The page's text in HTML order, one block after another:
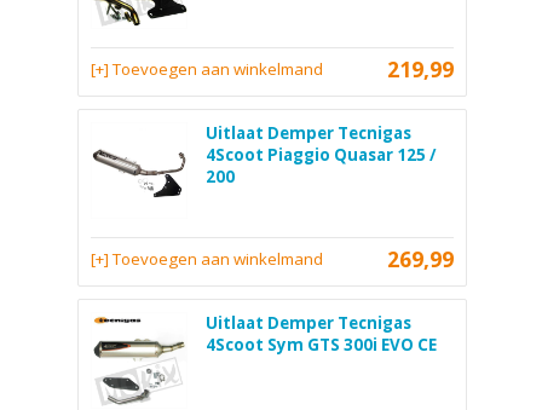
219,99
[+] Toevoegen aan winkelmand
Uitlaat Demper Tecnigas
4Scoot Piaggio Quasar 125 /
200
269,99
[+] Toevoegen aan winkelmand
Uitlaat Demper Tecnigas
4Scoot Sym GTS 300i EVO CE